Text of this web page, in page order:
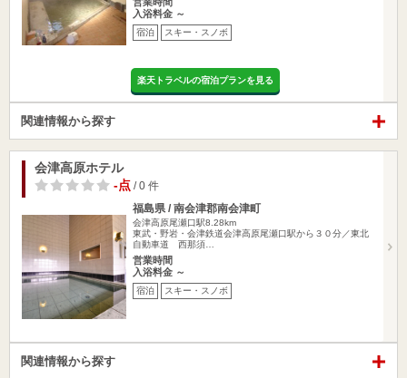
入浴料金 ～
宿泊 スキー・スノボ
楽天トラベルの宿泊プランを見る
関連情報から探す
会津高原ホテル
-点 / 0 件
福島県 / 南会津郡南会津町
会津高原尾瀬口駅8.28km
東武・野岩・会津鉄道会津高原尾瀬口駅から３０分／東北
自動車道 西那須…
営業時間
入浴料金 ～
宿泊 スキー・スノボ
関連情報から探す